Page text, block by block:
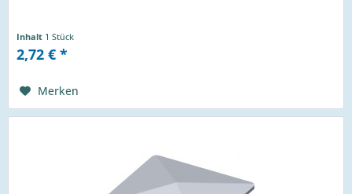
Inhalt 1 Stück
2,72 € *
Merken